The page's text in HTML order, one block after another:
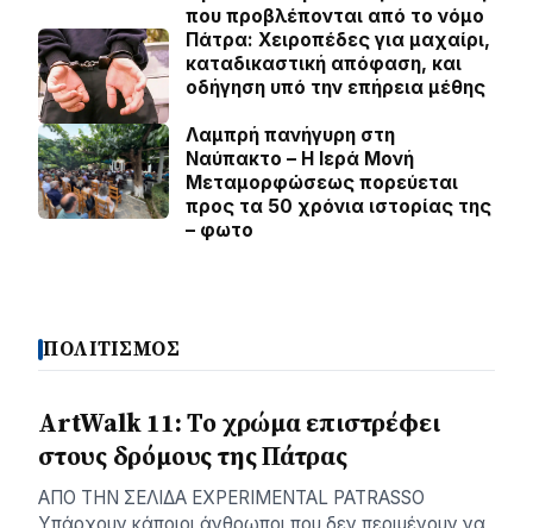
που προβλέπονται από το νόμο
Πάτρα: Χειροπέδες για μαχαίρι,
καταδικαστική απόφαση, και
οδήγηση υπό την επήρεια μέθης
Λαμπρή πανήγυρη στη
Ναύπακτο – Η Ιερά Μονή
Μεταμορφώσεως πορεύεται
προς τα 50 χρόνια ιστορίας της
– φωτο
ΠΟΛΙΤΙΣΜΟΣ
ArtWalk 11: Το χρώμα επιστρέφει
στους δρόμους της Πάτρας
AΠΟ ΤΗΝ ΣΕΛΙΔΑ EXPERIMENTAL PATRASSO